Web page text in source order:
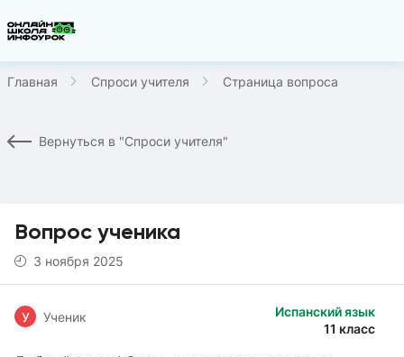
Главная Спроси учителя Страница вопроса
Вернуться в "Спроси учителя"
Вопрос ученика
3 ноября 2025
Испанский язык
11 класс
У Ученик